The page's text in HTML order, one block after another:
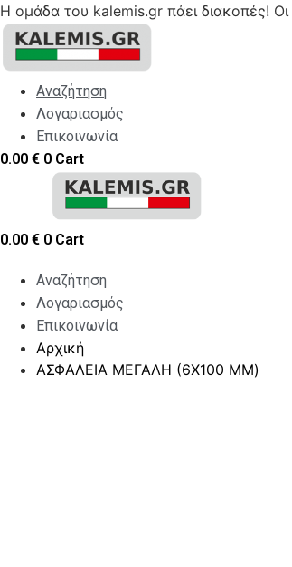
Η ομάδα του kalemis.gr πάει διακοπές!
Skip
content
Αναζήτηση
Λογαριασμός
Επικοινωνία
0.00 € 0 Cart
0.00 € 0 Cart
Αναζήτηση
Λογαριασμός
Επικοινωνία
Αρχική
ΑΣΦΑΛΕΙΑ ΜΕΓΑΛΗ (6Χ100 MM)